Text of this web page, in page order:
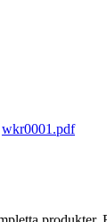
wkr0001.pdf